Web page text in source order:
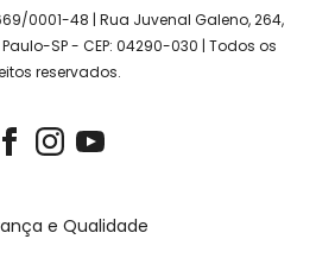
e Reembolso
0001-48 | Rua Juvenal Galeno, 264,
SP - CEP: 04290-030 | Todos os
reservados.
e Qualidade